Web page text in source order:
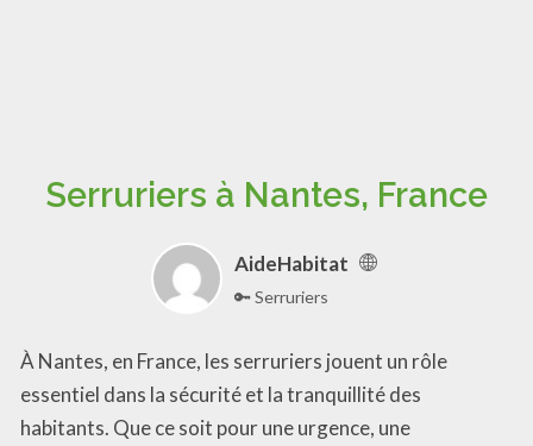
Serruriers à Nantes, France
AideHabitat
🔑 Serruriers
À Nantes, en France, les serruriers jouent un rôle
essentiel dans la sécurité et la tranquillité des
habitants. Que ce soit pour une urgence, une